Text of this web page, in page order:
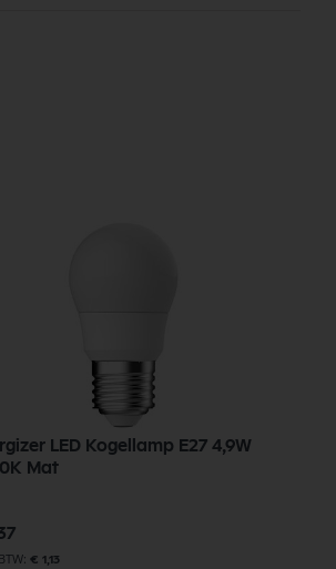
LED Kogellamp E27 4,9W
Mat
€ 1,13